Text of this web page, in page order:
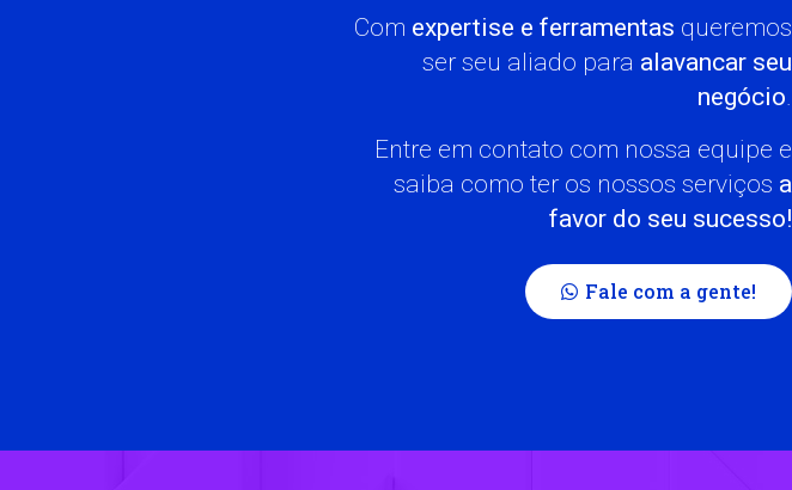
Com expertise e ferramentas queremos
ser seu aliado para alavancar seu
negócio.
Entre em contato com nossa equipe e
saiba como ter os nossos serviços a
favor do seu sucesso!
Fale com a gente!